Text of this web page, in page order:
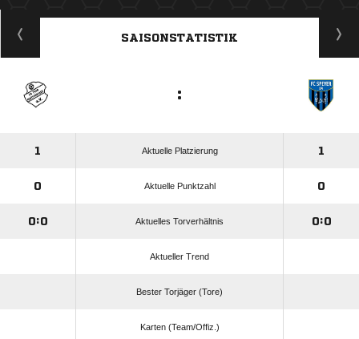
ANZEIGE
SAISONSTATISTIK
:
1 Aktuelle Platzierung 1
0 Aktuelle Punktzahl 0
0:0 Aktuelles Torverhältnis 0:0
Aktueller Trend
Bester Torjäger (Tore)
Karten (Team/Offiz.)